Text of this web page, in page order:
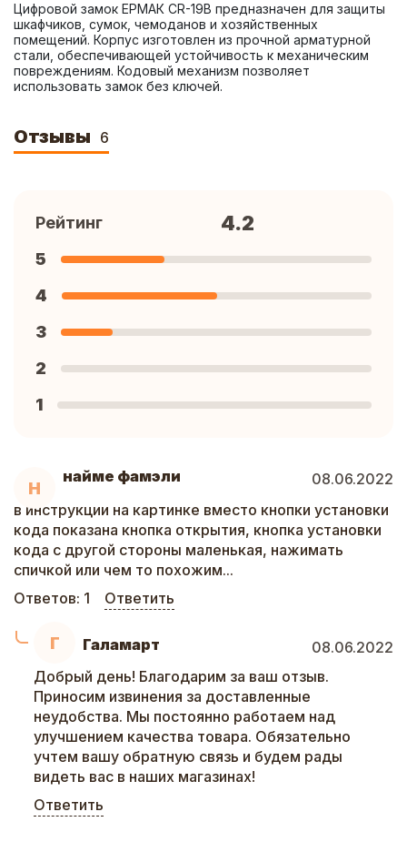
Цифровой замок ЕРМАК CR-19В предназначен для защиты
шкафчиков, сумок, чемоданов и хозяйственных
помещений. Корпус изготовлен из прочной арматурной
стали, обеспечивающей устойчивость к механическим
повреждениям. Кодовый механизм позволяет
использовать замок без ключей.
Отзывы 6
Н
найме фамэли
08.06.2022
в инструкции на картинке вместо кнопки установки
кода показана кнопка открытия, кнопка установки
кода с другой стороны маленькая, нажимать
спичкой или чем то похожим...
Ответов: 1 Ответить
Г Галамарт
08.06.2022
Добрый день! Благодарим за ваш отзыв.
Приносим извинения за доставленные
неудобства. Мы постоянно работаем над
улучшением качества товара. Обязательно
учтем вашу обратную связь и будем рады
видеть вас в наших магазинах!
Ответить
Рейтинг 4.2
5
4
3
2
1